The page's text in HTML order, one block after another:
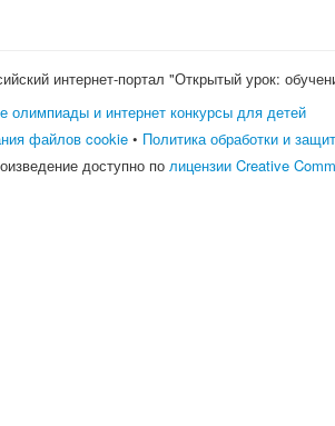
интернет-портал "Открытый урок:
олимпиады и интернет конкурсы для детей
файлов cookie • Политика обработки и
доступно полицензии Creative